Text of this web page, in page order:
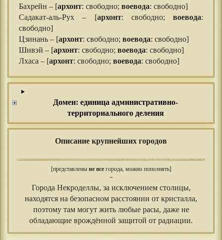
Бахрейн – [архонт: свободно; воевода: свободно]
Садакат-аль-Рух – [архонт: свободно;воевода:
свободно]
Цзинань – [архонт: свободно; воевода: свободно]
Шивэй – [архонт: свободно; воевода: свободно]
Лхаса – [архонт: свободно; воевода: свободно]
Домен: единица административно-
территориального деления
Описание крупнейших городов
[представлены не всегорода, можно пополнять]
~
Города Некроделлы, за исключением столицы,
находятся на безопасном расстоянии от кристалла,
поэтому там могут жить любые расы, даже не
обладающие врождённой защитой от радиации.